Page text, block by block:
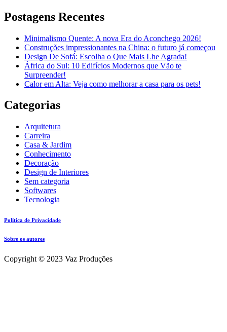
Postagens Recentes
Minimalismo Quente: A nova Era do Aconchego 2026!
Construções impressionantes na China: o futuro já começou
Design De Sofá: Escolha o Que Mais Lhe Agrada!
África do Sul: 10 Edifícios Modernos que Vão te
Surpreender!
Calor em Alta: Veja como melhorar a casa para os pets!
Categorias
Arquitetura
Carreira
Casa & Jardim
Conhecimento
Decoração
Design de Interiores
Sem categoria
Softwares
Tecnologia
Política de Privacidade
Sobre os autores
Copyright © 2023 Vaz Produções